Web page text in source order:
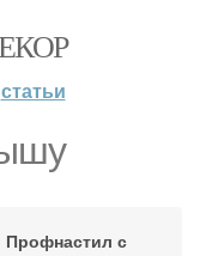
статьи
Профнастил с